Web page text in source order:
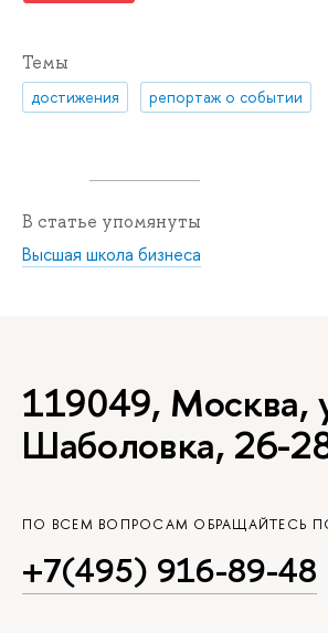
Темы
достижения репортаж о событии
В статье упомянуты
Высшая школа бизнеса
119049, Москва,
Шаболовка, 26-
ПО ВСЕМ ВОПРОСАМ ОБРАЩАЙТЕСЬ
+7(495) 916-89-48